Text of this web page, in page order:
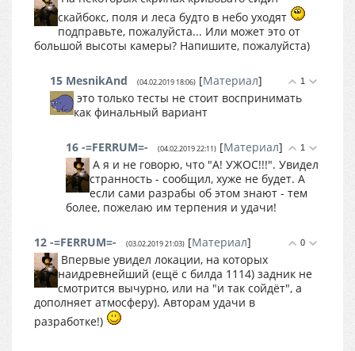
скайбокс, поля и леса будто в небо уходят
подправьте, пожалуйста... Или может это от
большой высоты камеры? Напишите, пожалуйста)
1
15 MesnikAnd (04.02.2019 18:06) [Материал]
это только тесты не стоит воспринимать
как финальный вариант
1
16 -=FERRUM=- (04.02.2019 22:11) [Материал]
А я и не говорю, что "А! УЖОС!!!". Увидел
странность - сообщил, хуже не будет. А
если сами разрабы об этом знают - тем
более, пожелаю им терпения и удачи!
0
12 -=FERRUM=- (03.02.2019 21:03) [Материал]
Впервые увидел локации, на которых
наидревнейший (ещё с билда 1114) задник не
смотрится вычурно, или на "и так сойдёт", а
дополняет атмосферу). Авторам удачи в
разработке!)